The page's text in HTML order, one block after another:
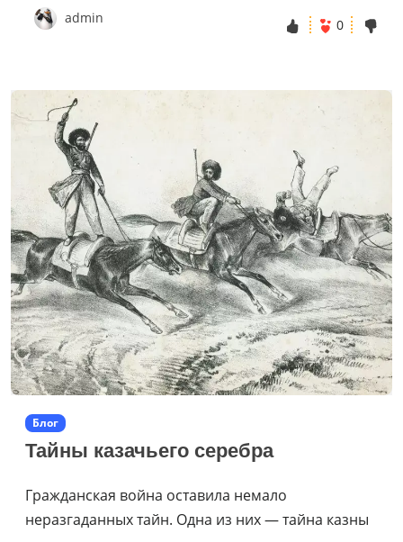
admin 0
Блог
Тайны казачьего серебра
Гражданская война оставила немало
неразгаданных тайн. Одна из них — тайна казны